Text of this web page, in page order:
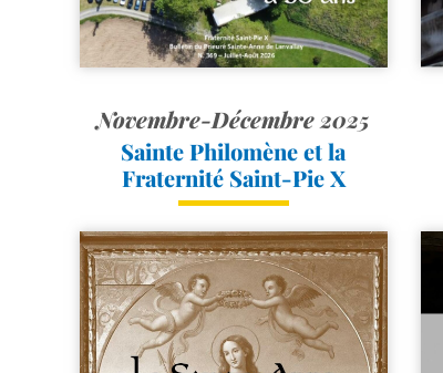
Novembre-Décembre 2025
Sainte Philomène et la
Fraternité Saint-​Pie X